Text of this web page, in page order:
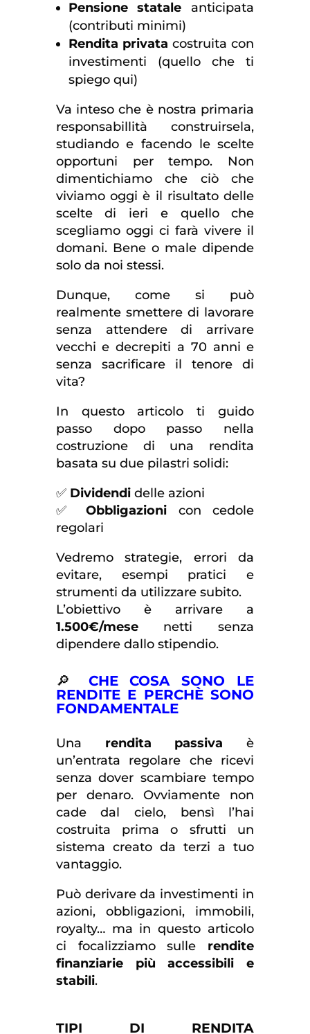
Pensione statale anticipata
(contributi minimi)
Rendita privata costruita con
investimenti (quello che ti
spiego qui)
Va inteso che è nostra primaria
responsabillità construirsela,
studiando e facendo le scelte
opportuni per tempo. Non
dimentichiamo che ciò che
viviamo oggi è il risultato delle
scelte di ieri e quello che
scegliamo oggi ci farà vivere il
domani. Bene o male dipende
solo da noi stessi.
Dunque, come si può
realmente smettere di lavorare
senza attendere di arrivare
vecchi e decrepiti a 70 anni e
senza sacrificare il tenore di
vita?
In questo articolo ti guido
passo dopo passo nella
costruzione di una rendita
basata su due pilastri solidi:
✅ Dividendidelle azioni
✅ Obbligazioni con cedole
regolari
Vedremo strategie, errori da
evitare, esempi pratici e
strumenti da utilizzare subito.
L’obiettivo è arrivare a
1.500€/mesenetti senza
dipendere dallo stipendio.
🔎 CHE COSA SONO LE
RENDITE E PERCHÈ SONO
FONDAMENTALE
Una rendita passiva è
un’entrata regolare che ricevi
senza dover scambiare tempo
per denaro. Ovviamente non
cade dal cielo, bensì l’hai
costruita prima o sfrutti un
sistema creato da terzi a tuo
vantaggio.
Può derivare da investimenti in
azioni, obbligazioni, immobili,
royalty… ma in questo articolo
ci focalizziamo sulle rendite
finanziarie più accessibili e
stabili.
TIPI DI RENDITA